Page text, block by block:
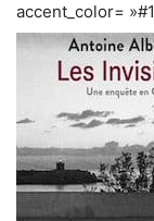
accent_color=